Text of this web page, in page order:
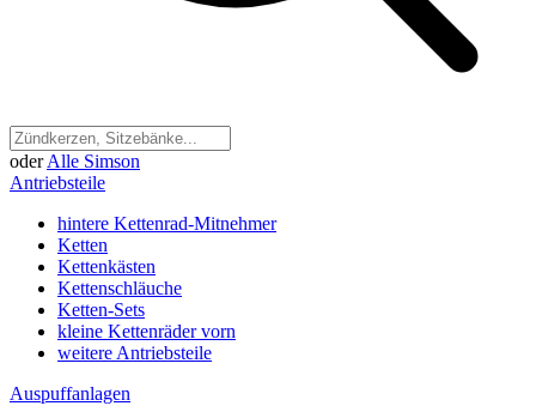
oder Alle Simson
Antriebsteile
hintere Kettenrad-Mitnehmer
Ketten
Kettenkästen
Kettenschläuche
Ketten-Sets
kleine Kettenräder vorn
weitere Antriebsteile
Auspuffanlagen